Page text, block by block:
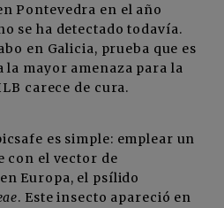
Pontevedra en el año
se ha detectado todavía.
en Galicia, prueba que es
la mayor amenaza para la
carece de cura.
es simple: emplear un
con el vector de
Europa, el psílido
. Este insecto apareció en